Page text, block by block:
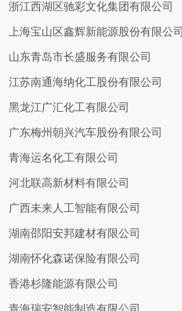
浙江西湖区驰彩文化集团有限公司
上海宝山区鑫辉新能源股份有限公司
山东青岛市长盛服务有限公司
江苏南通海纳化工股份有限公司
黑龙江广汇化工有限公司
广东梅州朝兴汽车股份有限公司
青海运名化工有限公司
河北联高新材料有限公司
广西未来人工智能有限公司
湖南邵阳安邦建材有限公司
湖南怀化森诺保险有限公司
香港杉隆能源有限公司